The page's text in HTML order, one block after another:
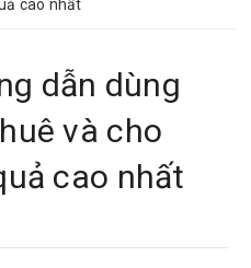
cao nhất
dẫn dùng
và cho
cao nhất